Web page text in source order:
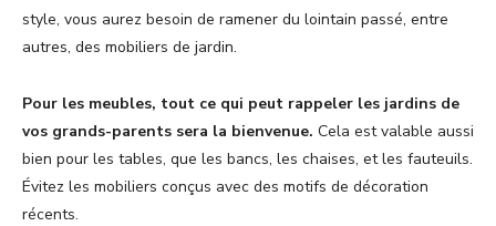
style, vous aurez besoin de ramener du lointain passé, entre
autres, des mobiliers de jardin.
Pour les meubles, tout ce qui peut rappeler les jardins de
vos grands-parents sera la bienvenue. Cela est valable aussi
bien pour les tables, que les bancs, les chaises, et les fauteuils.
Évitez les mobiliers conçus avec des motifs de décoration
récents.